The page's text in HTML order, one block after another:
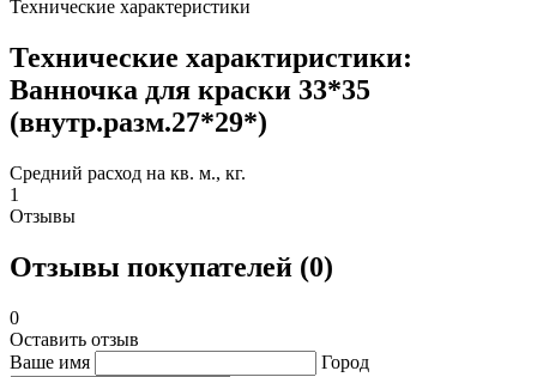
Технические характеристики
Технические характиристики:
Ванночка для краски 33*35
(внутр.разм.27*29*)
Средний расход на кв. м., кг.
1
Отзывы
Отзывы покупателей (0)
0
Оставить отзыв
Ваше имя
Город